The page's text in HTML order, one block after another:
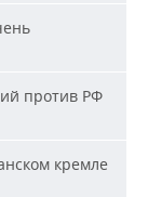
против РФ
кремле